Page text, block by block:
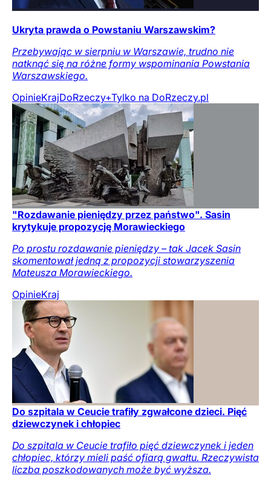
Ukryta prawda o Powstaniu Warszawskim?
Przebywając w sierpniu w Warszawie, trudno nie
natknąć się na różne formy wspominania Powstania
Warszawskiego.
OpinieKrajDoRzeczy+Tylko na DoRzeczy.pl
"Rozdawanie pieniędzy przez państwo". Sasin
krytykuje propozycję Morawieckiego
Po prostu rozdawanie pieniędzy – tak Jacek Sasin
skomentował jedną z propozycji stowarzyszenia
Mateusza Morawieckiego.
OpinieKraj
Do szpitala w Ceucie trafiły zgwałcone dzieci. Pięć
dziewczynek i chłopiec
Do szpitala w Ceucie trafiło pięć dziewczynek i jeden
chłopiec, którzy mieli paść ofiarą gwałtu. Rzeczywista
liczba poszkodowanych może być wyższa.